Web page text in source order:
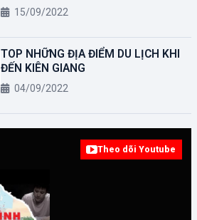
15/09/2022
TOP NHỮNG ĐỊA ĐIỂM DU LỊCH KHI
ĐẾN KIÊN GIANG
04/09/2022
Theo dõi Youtube